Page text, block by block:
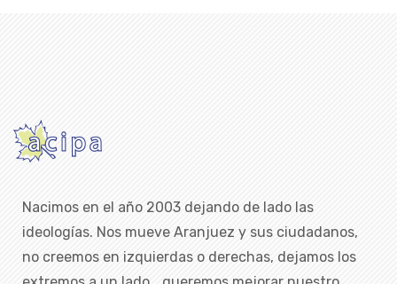
Nacimos en el año 2003 dejando de lado las
ideologías. Nos mueve Aranjuez y sus ciudadanos,
no creemos en izquierdas o derechas, dejamos los